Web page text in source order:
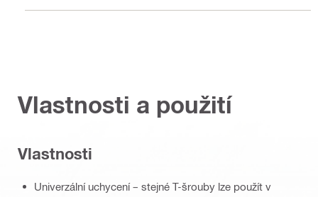
Vlastnosti a použití
Vlastnosti
Univerzální uchycení – stejné T-šrouby lze použít v